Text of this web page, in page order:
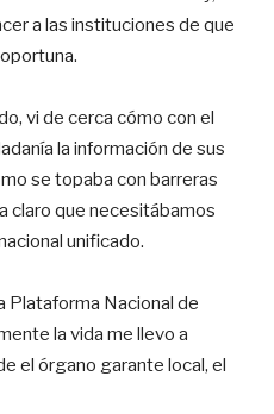
a las instituciones de que
vi de cerca cómo con el
la información de sus
se topaba con barreras
claro que necesitábamos
unificado.
Plataforma Nacional de
la vida me llevo a
el órgano garante local, el